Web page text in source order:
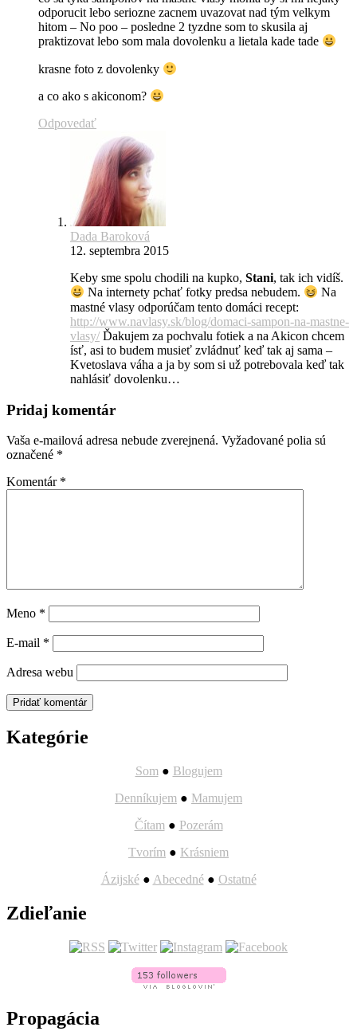
odporucit lebo seriozne zacnem uvazovat nad tým velkym
hitom – No poo – posledne 2 tyzdne som to skusila aj
praktizovat lebo som mala dovolenku a lietala kade tade
krasne foto z dovolenky
a co ako s akiconom?
Odpovedať
Dada Baroková
12. septembra 2015
Keby sme spolu chodili na kupko, Stani, tak ich vidíš.
Na internety pchať fotky predsa nebudem.
Na
mastné vlasy odporúčam tento domáci recept:
http://www.navlasy.sk/blog/domaci-sampon-na-mastne-
vlasy/ Ďakujem za pochvalu fotiek a na Akicon chcem
ísť, asi to budem musieť zvládnuť keď tak aj sama –
Kvetoslava váha a ja by som si už potrebovala keď tak
nahlásiť dovolenku…
Pridaj komentár
Vaša e-mailová adresa nebude zverejnená. Vyžadované polia sú
označené *
Komentár *
Meno *
E-mail *
Adresa webu
Kategórie
Som ● Blogujem
Denníkujem ● Mamujem
Čítam ● Pozerám
Tvorím ● Krásniem
Ázijské● Abecedné● Ostatné
Zdieľanie
Propagácia